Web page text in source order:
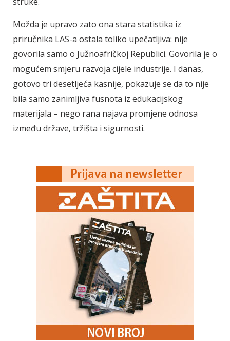
Možda je upravo zato ona stara statistika iz
priručnika LAS-a ostala toliko upečatljiva: nije
govorila samo o Južnoafričkoj Republici. Govorila je o
mogućem smjeru razvoja cijele industrije. I danas,
gotovo tri desetljeća kasnije, pokazuje se da to nije
bila samo zanimljiva fusnota iz edukacijskog
materijala – nego rana najava promjene odnosa
između države, tržišta i sigurnosti.